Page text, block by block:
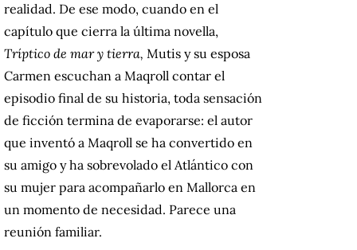
realidad. De ese modo, cuando en el
capítulo que cierra la última novella,
Tríptico de mar y tierra, Mutis y su esposa
Carmen escuchan a Maqroll contar el
episodio final de su historia, toda sensación
de ficción termina de evaporarse: el autor
que inventó a Maqroll se ha convertido en
su amigo y ha sobrevolado el Atlántico con
su mujer para acompañarlo en Mallorca en
un momento de necesidad. Parece una
reunión familiar.